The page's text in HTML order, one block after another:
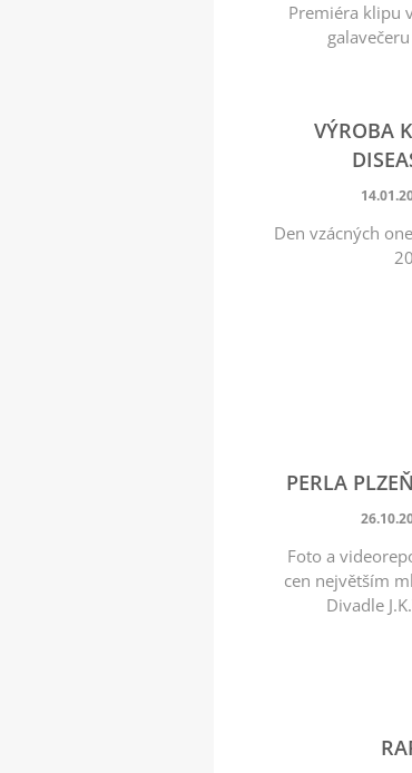
Premiéra klipu
VÝROBA
Den vzácných
PERLA
Foto a
cen největším
Divadle